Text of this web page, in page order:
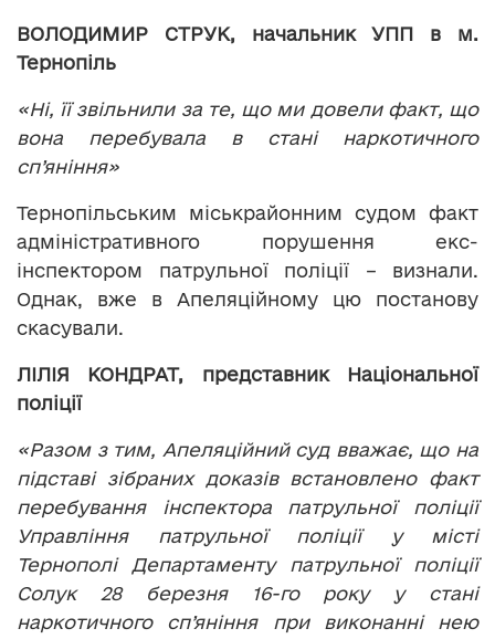
ВОЛОДИМИР СТРУК, начальник УПП в м.
Тернопіль
«Ні, її звільнили за те, що ми довели факт, що
вона перебувала в стані наркотичного
сп’яніння»
Тернопільським міськрайонним судом факт
адміністративного порушення екс-
інспектором патрульної поліції – визнали.
Однак, вже в Апеляційному цю постанову
скасували.
ЛІЛІЯ КОНДРАТ, представник Національної
поліції
«Разом з тим, Апеляційний суд вважає, що на
підставі зібраних доказів встановлено факт
перебування інспектора патрульної поліції
Управління патрульної поліції у місті
Тернополі Департаменту патрульної поліції
Солук 28 березня 16-го року у стані
наркотичного сп’яніння при виконанні нею